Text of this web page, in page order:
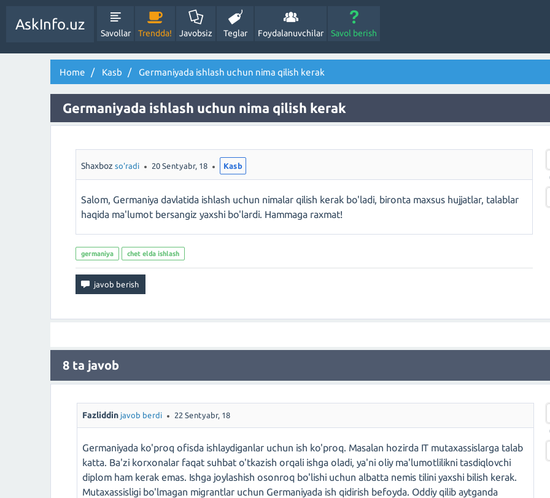
AskInfo.uz
Savollar Trendda! Javobsiz Teglar Foydalanuvchilar Savol berish
Home Kasb Germaniyada ishlash uchun nima qilish kerak
Germaniyada ishlash uchun nima qilish kerak
Shaxboz so'radi 20 Sentyabr, 18 Kasb
Salom, Germaniya davlatida ishlash uchun nimalar qilish kerak bo'ladi, bironta maxsus hujjatlar, talablar
haqida ma'lumot bersangiz yaxshi bo'lardi. Hammaga raxmat!
germaniya chet elda ishlash
8 ta javob
Fazliddin javob berdi 22 Sentyabr, 18
Germaniyada ko'proq ofisda ishlaydiganlar uchun ish ko'proq. Masalan hozirda IT mutaxassislarga talab
katta. Ba'zi korxonalar faqat suhbat o'tkazish orqali ishga oladi, ya'ni oliy ma'lumotlilikni tasdiqlovchi
diplom ham kerak emas. Ishga joylashish osonroq bo'lishi uchun albatta nemis tilini yaxshi bilish kerak.
Mutaxassisligi bo'lmagan migrantlar uchun Germaniyada ish qidirish befoyda. Oddiy qilib aytganda